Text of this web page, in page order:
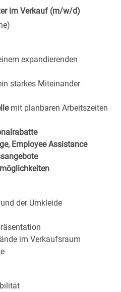
im Verkauf (m/w/d)
expandierenden
starkes Miteinander
mit planbaren Arbeitszeiten
Employee Assistance
der Umkleide
im Verkaufsraum